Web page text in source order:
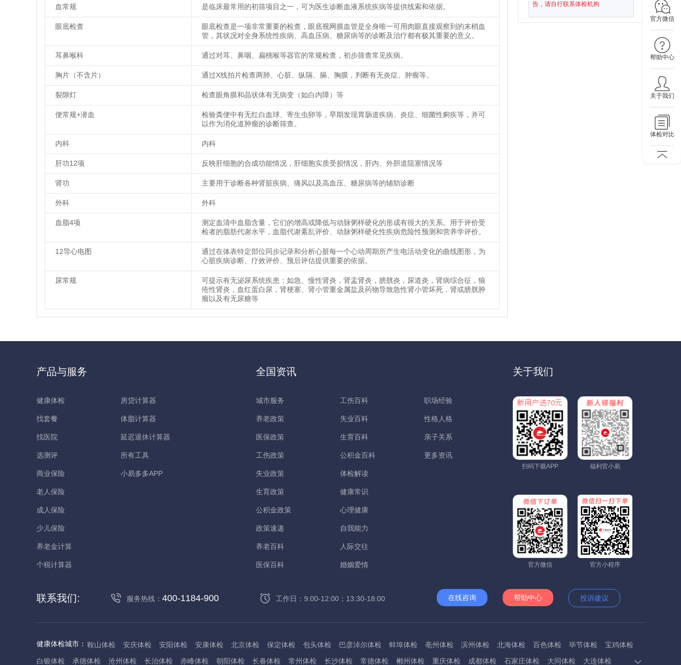
官方微信
帮助中心
关于我们
体检对比
血常规 是临床最常用的初筛项目之一，可为医生诊断血液系统疾病等提供线索和依据。
眼底检查
眼底检查是一项非常重要的检查，眼底视网膜血管是全身唯一可用肉眼直接观察到的末梢血
管，其状况对全身系统性疾病、高血压病、糖尿病等的诊断及治疗都有极其重要的意义。
耳鼻喉科 通过对耳、鼻咽、扁桃喉等器官的常规检查，初步筛查常见疾病。
胸片（不含片） 通过X线拍片检查两肺、心脏、纵隔、膈、胸膜，判断有无炎症、肿瘤等。
裂隙灯 检查眼角膜和晶状体有无病变（如白内障）等
便常规+潜血
检验粪便中有无红白血球、寄生虫卵等，早期发现胃肠道疾病、炎症、细菌性痢疾等，并可
以作为消化道肿瘤的诊断筛查。
内科 内科
肝功12项 反映肝细胞的合成功能情况，肝细胞实质受损情况，肝内、外胆道阻塞情况等
肾功 主要用于诊断各种肾脏疾病、痛风以及高血压、糖尿病等的辅助诊断
外科 外科
血脂4项
测定血清中血脂含量，它们的增高或降低与动脉粥样硬化的形成有很大的关系。用于评价受
检者的脂肪代谢水平，血脂代谢紊乱评价、动脉粥样硬化性疾病危险性预测和营养学评价。
12导心电图
通过在体表特定部位同步记录和分析心脏每一个心动周期所产生电活动变化的曲线图形，为
心脏疾病诊断、疗效评价、预后评估提供重要的依据。
尿常规
可提示有无泌尿系统疾患：如急、慢性肾炎，肾盂肾炎，膀胱炎，尿道炎，肾病综合征，狼
疮性肾炎，血红蛋白尿，肾梗塞、肾小管重金属盐及药物导致急性肾小管坏死，肾或膀胱肿
瘤以及有无尿糖等
告，请自行联系体检机构
产品与服务
健康体检
找套餐
找医院
选测评
商业保险
老人保险
成人保险
少儿保险
养老金计算
个税计算器
房贷计算器
体脂计算器
延迟退休计算器
所有工具
小易多多APP
全国资讯
城市服务
养老政策
医保政策
工伤政策
失业政策
生育政策
公积金政策
政策速递
养老百科
医保百科
工伤百科
失业百科
生育百科
公积金百科
体检解读
健康常识
心理健康
自我能力
人际交往
婚姻爱情
职场经验
性格人格
亲子关系
更多资讯
关于我们
扫码下载APP 福利官小易
官方微信 官方小程序
联系我们: 服务热线： 400-1184-900 工作日：9:00-12:00；13:30-18:00 在线咨询 帮助中心 投诉建议
健康体检城市： 鞍山体检 安庆体检 安阳体检 安康体检 北京体检 保定体检 包头体检 巴彦淖尔体检 蚌埠体检 亳州体检 滨州体检 北海体检 百色体检 毕节体检
宝鸡体检
白银体检
承德体检 沧州体检 长治体检 赤峰体检 朝阳体检 长春体检 常州体检 长沙体检 常德体检 郴州体检 重庆体检 成都体检 石家庄体检 大同体检 大连体检